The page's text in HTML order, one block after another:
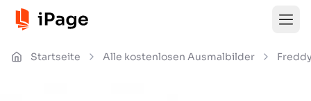
Startseite Alle kostenlosen Ausmalbilder